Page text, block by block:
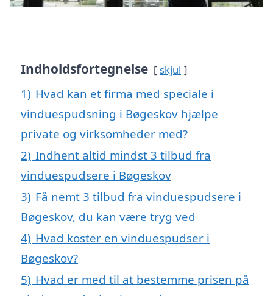
Indholdsfortegnelse skjul
1) Hvad kan et firma med speciale i
vinduespudsning i Bøgeskov hjælpe
private og virksomheder med?
2) Indhent altid mindst 3 tilbud fra
vinduespudsere i Bøgeskov
3) Få nemt 3 tilbud fra vinduespudsere i
Bøgeskov, du kan være tryg ved
4) Hvad koster en vinduespudser i
Bøgeskov?
5) Hvad er med til at bestemme prisen på